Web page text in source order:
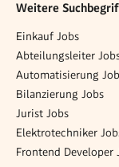
Weitere
Einkauf Jobs
Abteilungsleiter
Automatisierung
Bilanzierung Jobs
Jurist Jobs
Elektrotechniker
Frontend Developer